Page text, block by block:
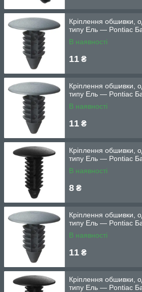
Кріплення обшивки,
типу Ель — Pontiac
В наявності
11 ₴
Кріплення обшивки,
типу Ель — Pontiac
В наявності
11 ₴
Кріплення обшивки,
типу Ель — Pontiac
В наявності
8 ₴
Кріплення обшивки,
типу Ель — Pontiac
В наявності
11 ₴
Кріплення обшивки,
типу Ель — Pontiac